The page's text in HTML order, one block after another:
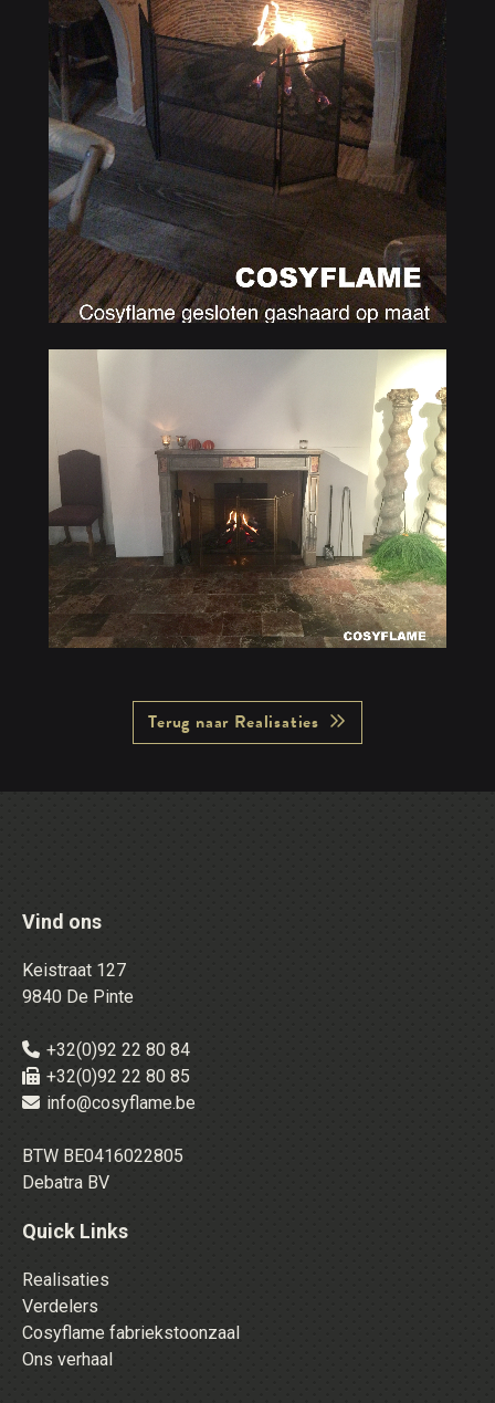
Terug naar Realisaties
Vind ons
Keistraat 127
9840 De Pinte
+32(0)92 22 80 84
+32(0)92 22 80 85
info@cosyflame.be
BTW BE0416022805
Debatra BV
Quick Links
Realisaties
Verdelers
Cosyflame fabriekstoonzaal
Ons verhaal